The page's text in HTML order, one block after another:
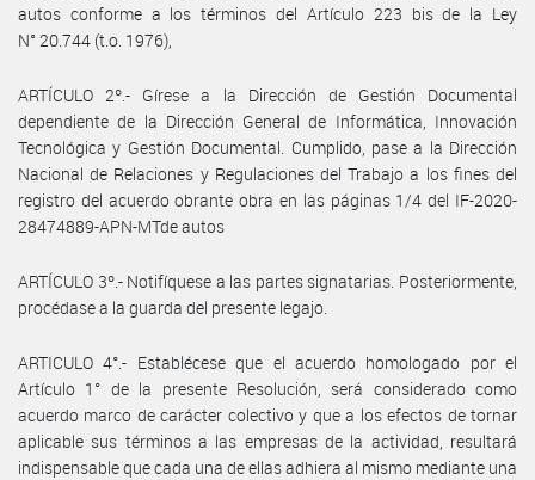
autos conforme a los términos del Artículo 223 bis de la Ley
N° 20.744 (t.o. 1976),
ARTÍCULO 2º.- Gírese a la Dirección de Gestión Documental
dependiente de la Dirección General de Informática, Innovación
Tecnológica y Gestión Documental. Cumplido, pase a la Dirección
Nacional de Relaciones y Regulaciones del Trabajo a los fines del
registro del acuerdo obrante obra en las páginas 1/4 del IF-2020-
28474889-APN-MTde autos
ARTÍCULO 3º.- Notifíquese a las partes signatarias. Posteriormente,
procédase a la guarda del presente legajo.
ARTICULO 4°.- Establécese que el acuerdo homologado por el
Artículo 1° de la presente Resolución, será considerado como
acuerdo marco de carácter colectivo y que a los efectos de tornar
aplicable sus términos a las empresas de la actividad, resultará
indispensable que cada una de ellas adhiera al mismo mediante una